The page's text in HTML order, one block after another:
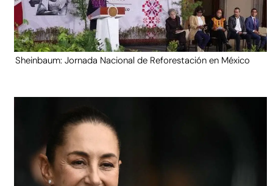
Sheinbaum: Jornada Nacional de Reforestación en México